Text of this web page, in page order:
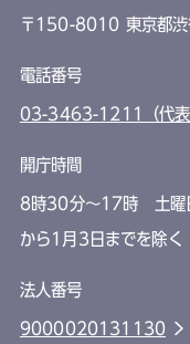
〒150-8010 東京都渋
電話番号
03-3463-1211（代表
開庁時間
8時30分～17時 土曜
から1月3日までを除く
法人番号
9000020131130